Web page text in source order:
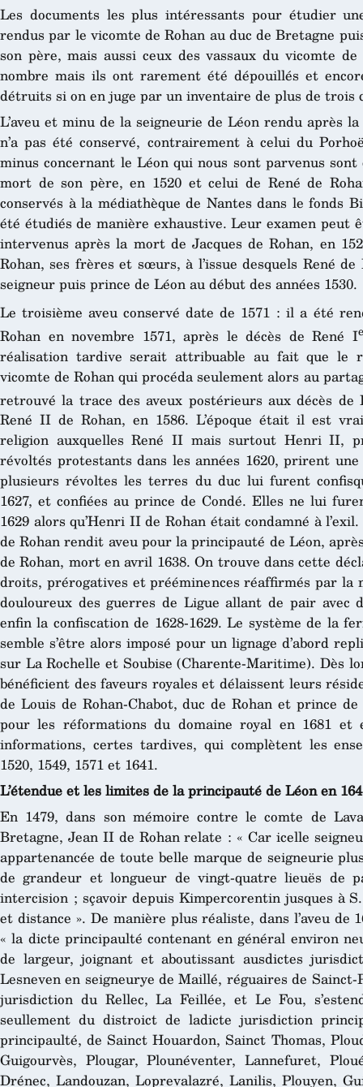
Les documents les plus intéressants pour étudier
rendus par le vicomte de Rohan au duc de Bretagne
son père, mais aussi ceux des vassaux du vicomte
nombre mais ils ont rarement été dépouillés et
détruits si on en juge par un inventaire de plus de trois
L’aveu et minu de la seigneurie de Léon rendu après
n’a pas été conservé, contrairement à celui du
minus concernant le Léon qui nous sont parvenus
mort de son père, en 1520 et celui de René de
conservés à la médiathèque de Nantes dans le fonds
été étudiés de manière exhaustive. Leur examen peut
intervenus après la mort de Jacques de Rohan, en
Rohan, ses frères et sœurs, à l’issue desquels René
seigneur puis prince de Léon au début des années 1530.
Le troisième aveu conservé date de 1571 : il a été
Rohan en novembre 1571, après le décès de René I
réalisation tardive serait attribuable au fait que le
vicomte de Rohan qui procéda seulement alors au
retrouvé la trace des aveux postérieurs aux décès
René II de Rohan, en 1586. L’époque était il est
religion auxquelles René II mais surtout Henri II,
révoltés protestants dans les années 1620, prirent
plusieurs révoltes les terres du duc lui furent
1627, et confiées au prince de Condé. Elles ne lui
1629 alors qu’Henri II de Rohan était condamné à
de Rohan rendit aveu pour la principauté de Léon,
de Rohan, mort en avril 1638. On trouve dans cette
droits, prérogatives et prééminences réaffirmés par la
douloureux des guerres de Ligue allant de pair avec
enfin la confiscation de 1628-1629. Le système de la
semble s’être alors imposé pour un lignage d’abord
sur La Rochelle et Soubise (Charente-Maritime). Dès
bénéficient des faveurs royales et délaissent leurs
de Louis de Rohan-Chabot, duc de Rohan et prince
pour les réformations du domaine royal en 1681
informations, certes tardives, qui complètent les
1520, 1549, 1571 et 1641.
L’étendue et les limites de la principauté de Léon en
En 1479, dans son mémoire contre le comte de
Bretagne, Jean II de Rohan relate : « Car icelle
appartenancée de toute belle marque de seigneurie
de grandeur et longueur de vingt-quatre lieuës de
intercision ; sçavoir depuis Kimpercorentin jusques à
et distance ». De manière plus réaliste, dans l’aveu de
« la dicte principaulté contenant en général environ
de largeur, joignant et aboutissant ausdictes
Lesneven en seigneurye de Maillé, réguaires de
jurisdiction du Rellec, La Feillée, et Le Fou,
seullement du distroict de ladicte jurisdiction
principaulté, de Sainct Houardon, Sainct Thomas,
Guigourvès, Plougar, Plounéventer, Lannefuret,
Drénec, Landouzan, Loprevalazré, Lanilis, Plouyen,